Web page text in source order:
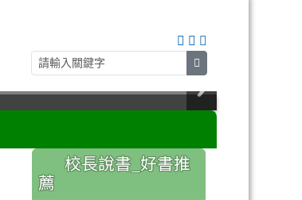
search
:::
校長說書_好書推
薦